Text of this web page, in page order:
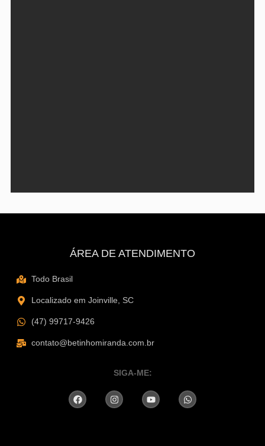
ÁREA DE ATENDIMENTO
Todo Brasil
Localizado em Joinville, SC
(47) 99717-9426
contato@betinhomiranda.com.br
SIGA-ME: